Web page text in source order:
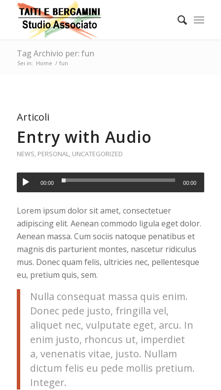
Tag Archivio per: fun
Sei in: Home / fun
Articoli
Entry with Audio
NEWS, PERSONAL, UNCATEGORIZED
00:00 00:00
Lorem ipsum dolor sit amet, consectetuer
adipiscing elit. Aenean commodo ligula eget dolor.
Aenean massa. Cum sociis natoque penatibus et
magnis dis parturient montes, nascetur ridiculus
mus. Donec quam felis, ultricies nec, pellentesque
eu, pretium quis, sem.
Nulla consequat massa quis enim.
Donec pede justo, fringilla vel,
aliquet nec, vulputate eget, arcu. In
enim justo, rhoncus ut, imperdiet
a, venenatis vitae, justo. Nullam
dictum felis eu pede mollis pretium.
Integer.